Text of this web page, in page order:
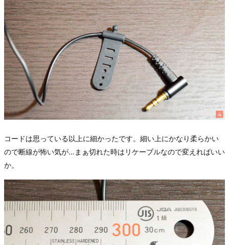
コードは思っている以上に細かったです。細い上にかなり柔らかい
ので断線が怖い気が…まぁ切れた時はリケーブルなので変えればいい
か。